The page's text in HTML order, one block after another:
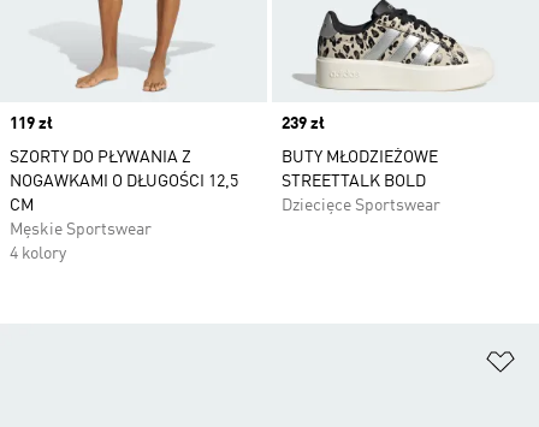
Price
119 zł
SZORTY DO PŁYWANIA Z
NOGAWKAMI O DŁUGOŚCI 12,5
CM
Męskie Sportswear
4 kolory
Price
239 zł
BUTY MŁODZIEŻOWE
STREETTALK BOLD
Dziecięce Sportswear